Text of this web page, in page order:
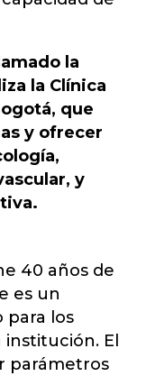
la
la Clínica
que
y ofrecer
y
40 años de
es un
para los
El
parámetros